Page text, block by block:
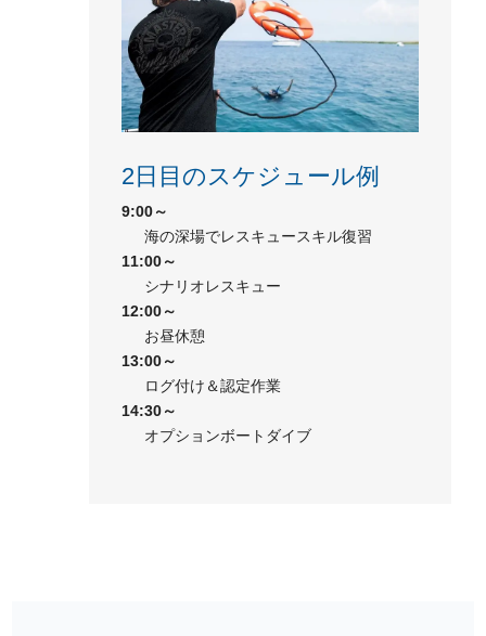
2日目のスケジュール例
9:00～
海の深場でレスキュースキル復習
11:00～
シナリオレスキュー
12:00～
お昼休憩
13:00～
ログ付け＆認定作業
14:30～
オプションボートダイブ